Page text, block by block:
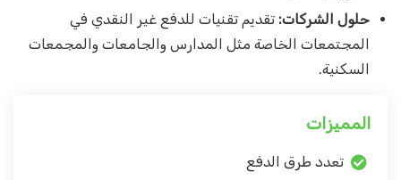
حلول الشركات: تقديم تقنيات للدفع غير النقدي في
المجتمعات الخاصة مثل المدارس والجامعات والمجمعات
السكنية.
المميزات
تعدد طرق الدفع